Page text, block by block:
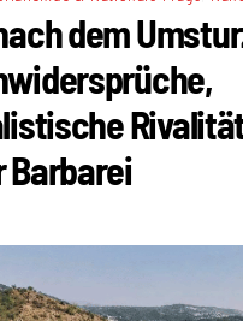
dem
Barbarei